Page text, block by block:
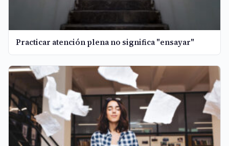
Practicar atención plena no significa "ensayar"